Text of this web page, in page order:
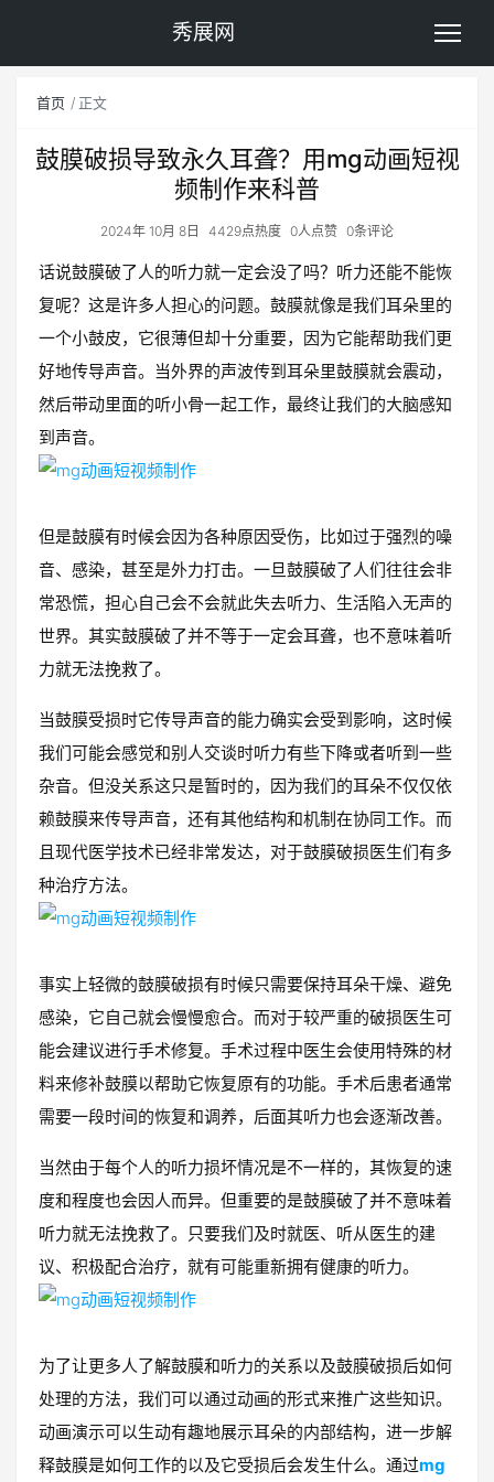
秀展网
首页 正文
鼓膜破损导致永久耳聋？用mg动画短视
频制作来科普
2024年 10月 8日 4429点热度 0人点赞 0条评论
话说鼓膜破了人的听力就一定会没了吗？听力还能不能恢
复呢？这是许多人担心的问题。鼓膜就像是我们耳朵里的
一个小鼓皮，它很薄但却十分重要，因为它能帮助我们更
好地传导声音。当外界的声波传到耳朵里鼓膜就会震动，
然后带动里面的听小骨一起工作，最终让我们的大脑感知
到声音。
但是鼓膜有时候会因为各种原因受伤，比如过于强烈的噪
音、感染，甚至是外力打击。一旦鼓膜破了人们往往会非
常恐慌，担心自己会不会就此失去听力、生活陷入无声的
世界。其实鼓膜破了并不等于一定会耳聋，也不意味着听
力就无法挽救了。
当鼓膜受损时它传导声音的能力确实会受到影响，这时候
我们可能会感觉和别人交谈时听力有些下降或者听到一些
杂音。但没关系这只是暂时的，因为我们的耳朵不仅仅依
赖鼓膜来传导声音，还有其他结构和机制在协同工作。而
且现代医学技术已经非常发达，对于鼓膜破损医生们有多
种治疗方法。
事实上轻微的鼓膜破损有时候只需要保持耳朵干燥、避免
感染，它自己就会慢慢愈合。而对于较严重的破损医生可
能会建议进行手术修复。手术过程中医生会使用特殊的材
料来修补鼓膜以帮助它恢复原有的功能。手术后患者通常
需要一段时间的恢复和调养，后面其听力也会逐渐改善。
当然由于每个人的听力损坏情况是不一样的，其恢复的速
度和程度也会因人而异。但重要的是鼓膜破了并不意味着
听力就无法挽救了。只要我们及时就医、听从医生的建
议、积极配合治疗，就有可能重新拥有健康的听力。
为了让更多人了解鼓膜和听力的关系以及鼓膜破损后如何
处理的方法，我们可以通过动画的形式来推广这些知识。
动画演示可以生动有趣地展示耳朵的内部结构，进一步解
释鼓膜是如何工作的以及它受损后会发生什么。通过mg